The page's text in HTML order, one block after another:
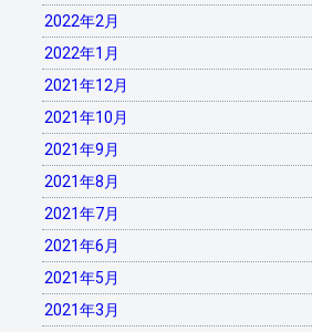
2022年2月
2022年1月
2021年12月
2021年10月
2021年9月
2021年8月
2021年7月
2021年6月
2021年5月
2021年3月